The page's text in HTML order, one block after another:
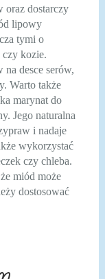
oraz dostarczy
lipowy
tymi o
kozie.
desce serów,
Warto także
marynat do
Jego naturalna
i nadaje
wykorzystać
czy chleba.
miód może
dostosować